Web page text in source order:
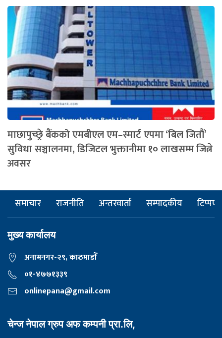
माछापुच्छ्रे बैंकको एमबीएल एम–स्मार्ट एपमा ‘बिल जितौं’
सुविधा सञ्चालनमा, डिजिटल भुक्तानीमा १० लाखसम्म जित्ने
अवसर
समाचार राजनीति अन्तरवार्ता सम्पादकीय टिप्पणी
मुख्य कार्यालय
अनामनगर-२९, काठमाडाैँ
०१-४७७१३३९
onlinepana@gmail.com
चेन्ज नेपाल ग्रुप अफ कम्पनी प्रा.लि,